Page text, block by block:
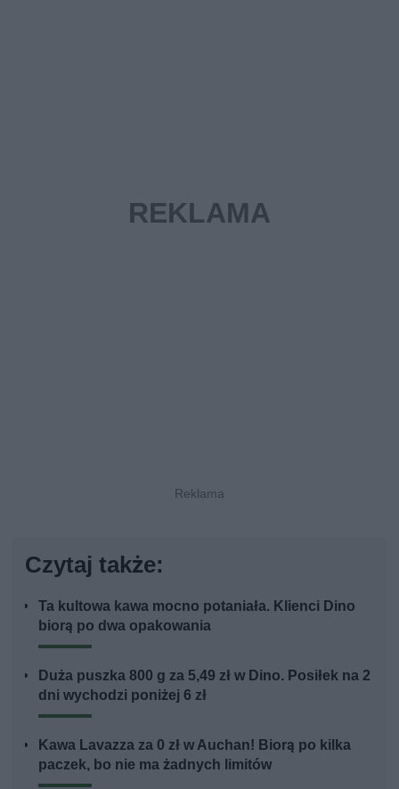
Czytaj także:
Ta kultowa kawa mocno potaniała. Klienci Dino
biorą po dwa opakowania
Duża puszka 800 g za 5,49 zł w Dino. Posiłek na 2
dni wychodzi poniżej 6 zł
Kawa Lavazza za 0 zł w Auchan! Biorą po kilka
paczek, bo nie ma żadnych limitów